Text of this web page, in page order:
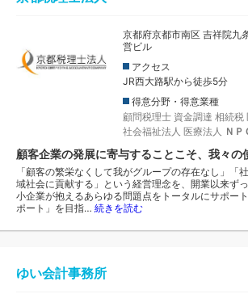
京都府京都市南区 吉祥院九
営ビル
アクセス
JR西大路駅から徒歩5分
得意分野・得意業種
顧問税理士 資金調達 相続税
社会福祉法人 医療法人 ＮＰ
顧客企業の発展に寄与することこそ、我々の
「顧客の繁栄なくして我がグループの存在なし」「
域社会に貢献する」という経営理念を、開業以来ず
小企業が抱えるあらゆる問題点をトータルにサポー
ポート」を目指… 続きを読む
ゆい会計事務所